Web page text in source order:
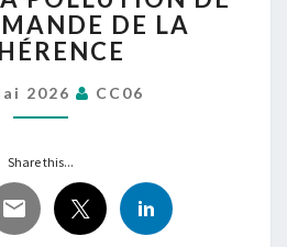
LA
POLLUTION
L’AIR
DEMANDE
LA
COHÉRENCE
DE LA
2026 CC06
Share this...